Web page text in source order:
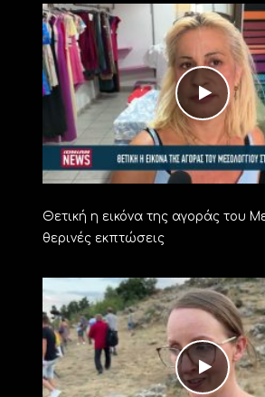
Θετική η εικόνα της αγοράς του
θερινές εκπτώσεις